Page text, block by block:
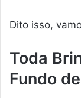
Dito isso,
Toda
Fundo